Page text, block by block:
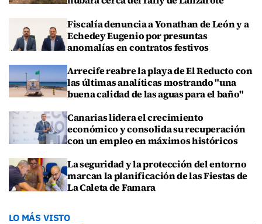
Fiscalía denuncia a Yonathan de León y a
Echedey Eugenio por presuntas
anomalías en contratos festivos
Arrecife reabre la playa de El Reducto con
las últimas analíticas mostrando "una
buena calidad de las aguas para el baño"
Canarias lidera el crecimiento
económico y consolida su recuperación
con un empleo en máximos históricos
La seguridad y la protección del entorno
marcan la planificación de las Fiestas de
La Caleta de Famara
LO MÁS VISTO